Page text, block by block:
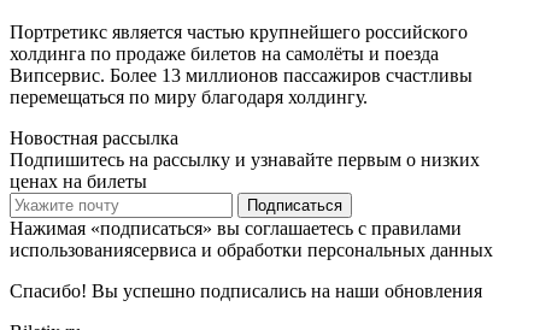
Портретикс является частью крупнейшего российского
холдинга по продаже билетов на самолёты и поезда
Випсервис. Более 13 миллионов пассажиров счастливы
перемещаться по миру благодаря холдингу.
Новостная рассылка
Подпишитесь на рассылку и узнавайте первым о низких
ценах на билеты
Подписаться
Нажимая «подписаться» вы соглашаетесь с правилами
использованиясервиса и обработки персональных данных
Спасибо! Вы успешно подписались на наши обновления